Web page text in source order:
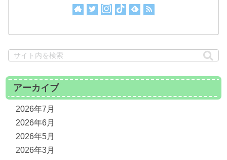
アーカイブ
2026年7月
2026年6月
2026年5月
2026年3月